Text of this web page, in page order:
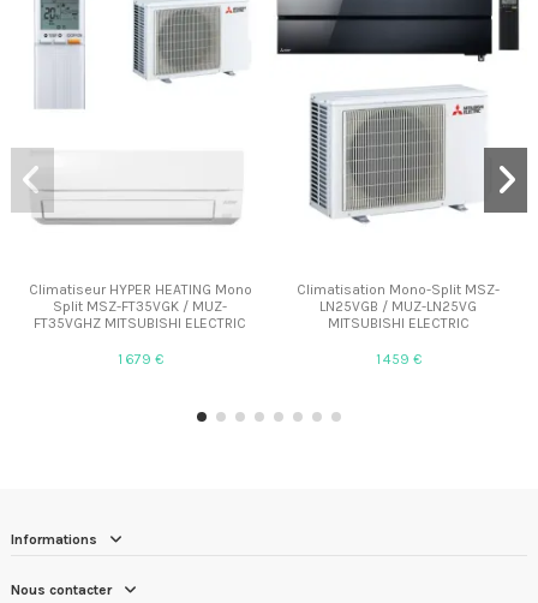
Climatiseur HYPER HEATING Mono
Split MSZ-FT35VGK / MUZ-
FT35VGHZ MITSUBISHI ELECTRIC
1 679 €
Climatisation Mono-Split MSZ-
LN25VGB / MUZ-LN25VG
MITSUBISHI ELECTRIC
1 459 €
Informations
Nous contacter